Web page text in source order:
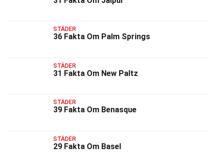
STÄDER
36 Fakta Om Palm Springs
STÄDER
31 Fakta Om New Paltz
STÄDER
39 Fakta Om Benasque
STÄDER
29 Fakta Om Basel